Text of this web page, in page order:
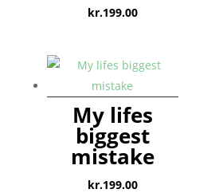
kr.199.00
My lifes
biggest
mistake
kr.199.00